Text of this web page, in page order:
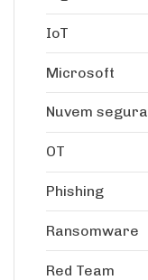
IoT
Microsoft
Nuvem segura
OT
Phishing
Ransomware
Red Team